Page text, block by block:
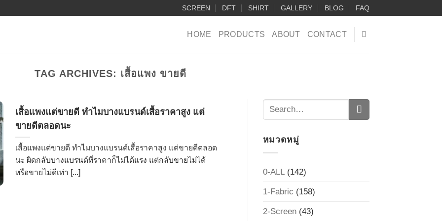
SCREEN DFT SHIRT GALLERY BLOG FAQ
HOME PRODUCTS ABOUT CONTACT
TAG ARCHIVES: เสื้อแพง ขายดี
เสื้อแพงแต่ขายดี ทำไมบางแบรนด์เสื้อราคาสูง แต่
ขายดีตลอดนะ
เสื้อแพงแต่ขายดี ทำไมบางแบรนด์เสื้อราคาสูง แต่ขายดีตลอด
นะ ผิดกลับบางแบรนด์ที่ราคาก็ไม่ได้แรง แต่กลับขายไม่ได้
หรือขายไม่ดีเท่า [...]
หมวดหมู่
0-ALL(142)
1-Fabric (158)
2-Screen(43)